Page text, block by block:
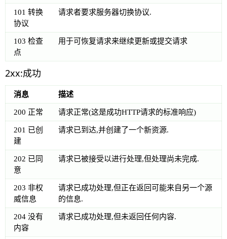
101 转换
协议
请求者要求服务器切换协议.
103 检查
点
用于可恢复请求来继续更新或提交请求
2xx:成功
消息 描述
200 正常 请求正常(这是成功HTTP请求的标准响应)
201 已创
建
请求已到达,并创建了一个新资源.
202 已同
意
请求已被接受以进行处理,但处理尚未完成.
203 非权
威信息
请求已成功处理,但正在返回可能来自另一个源
的信息.
204 没有
内容
请求已成功处理,但未返回任何内容.